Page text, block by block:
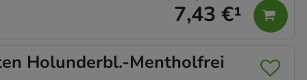
7,43 €¹
Holunderbl.-Mentholfrei